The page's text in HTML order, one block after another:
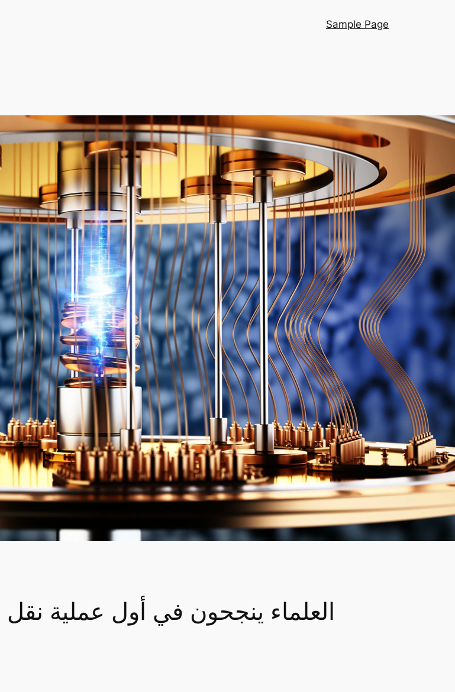
Sample Page
العلماء ينجحون في أول عملية